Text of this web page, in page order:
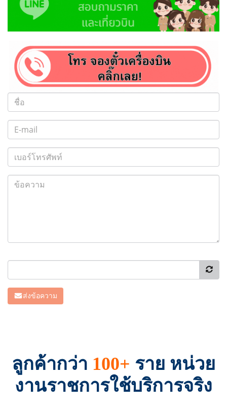
ส่งข้อความ
ลูกค้ากว่า 100+ ราย หน่วย
งานราชการใช้บริการจริง